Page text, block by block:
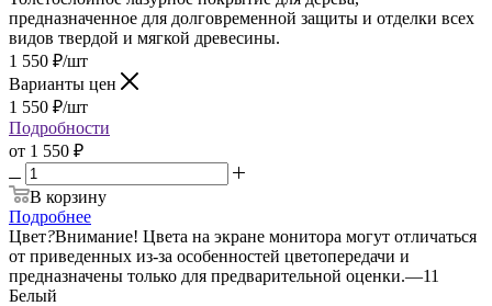
предназначенное для долговременной защиты и отделки всех
видов твердой и мягкой древесины.
1 550 ₽/шт
Варианты цен
1 550 ₽/шт
Подробности
от 1 550 ₽
В корзину
Подробнее
Цвет?Внимание! Цвета на экране монитора могут отличаться
от приведенных из-за особенностей цветопередачи и
предназначены только для предварительной оценки.—11
Белый